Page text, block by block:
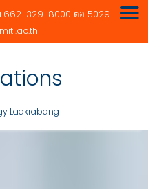
329-8000 ต่อ 5029
Ladkrabang